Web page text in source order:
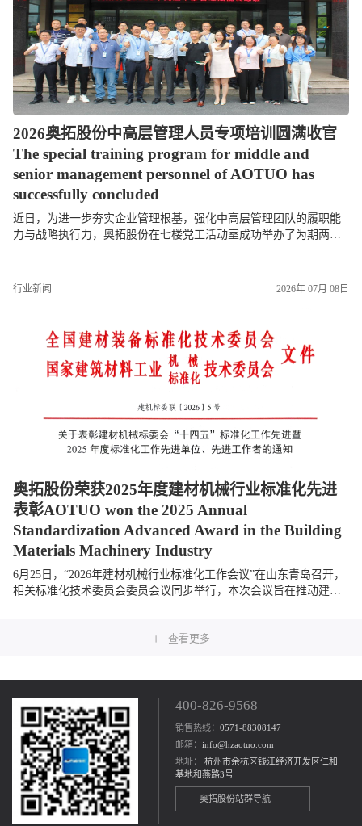
2026奥拓股份中高层管理人员专项培训圆满收官
The special training program for middle and
senior management personnel of AOTUO has
successfully concluded
近日，为进一步夯实企业管理根基，强化中高层管理团队的履职能
力与战略执行力，奥拓股份在七楼党工活动室成功举办了为期两天
行业新闻 2026年 07月 08日
奥拓股份荣获2025年度建材机械行业标准化先进
表彰AOTUO won the 2025 Annual
Standardization Advanced Award in the Building
Materials Machinery Industry
6月25日，“2026年建材机械行业标准化工作会议”在山东青岛召开，
相关标准化技术委员会委员会议同步举行，本次会议旨在推动建材
+ 查看更多
400-826-9568
销售热线：0571-88308147
邮箱：info@hzaotuo.com
地址：
杭州市余杭区钱江经济开发区仁和
基地和燕路3号
奥拓股份站群导航